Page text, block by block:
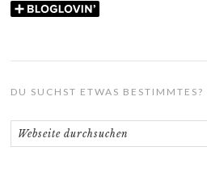
DU SUCHST ETWAS BESTIMMTES?